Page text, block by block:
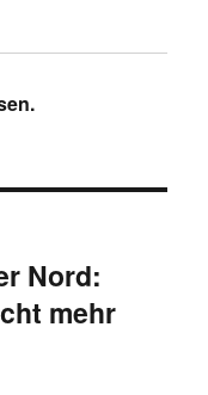
Nord:
mehr